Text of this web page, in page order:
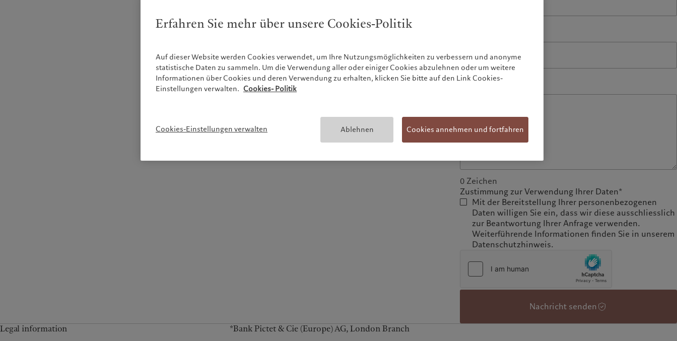
0Zeichen
0 Zeichen
Zustimmung zur Verwendung Ihrer Daten*
Mit der Bereitstellung Ihrer personenbezogenen
Daten willigen Sie ein, dass wir diese ausschliesslich
zur Beantwortung Ihrer Anfrage verwenden.
Weiterführende Informationen finden Sie in unserem
Datenschutzhinweis.
Nachricht senden
Legal information
*Bank Pictet & Cie (Europe) AG, London Branch
Erfahren Sie mehr über unsere Cookies-Politik
Auf dieser Website werden Cookies verwendet, um Ihre Nutzungsmöglichkeiten zu verbessern und anonyme
statistische Daten zu sammeln. Um die Verwendung aller oder einiger Cookies abzulehnen oder um weitere
Informationen über Cookies und deren Verwendung zu erhalten, klicken Sie bitte auf den Link Cookies-
Einstellungen verwalten. Cookies- Politik
Cookies-Einstellungen verwalten Ablehnen Cookies annehmen und fortfahren